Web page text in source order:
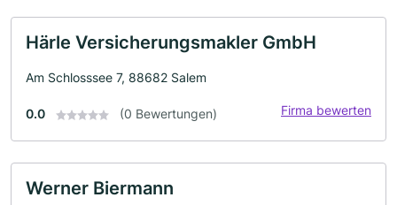
Härle Versicherungsmakler GmbH
Am Schlosssee 7, 88682 Salem
0.0 (0 Bewertungen) Firma bewerten
Werner Biermann